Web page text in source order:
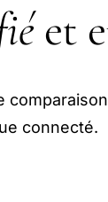
et
connecté.